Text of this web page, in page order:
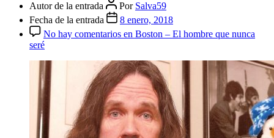
Autor de la entrada Por Salva59
Fecha de la entrada
8 enero, 2018
No hay comentarios en Boston – El hombre que nunca
seré